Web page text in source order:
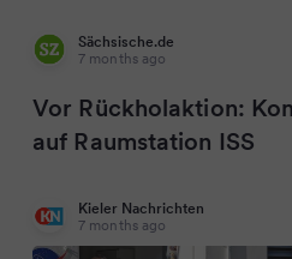
Sächsische.de
7 months ago
Vor Rückholaktion:
auf Raumstation ISS
Kieler Nachrichten
7 months ago